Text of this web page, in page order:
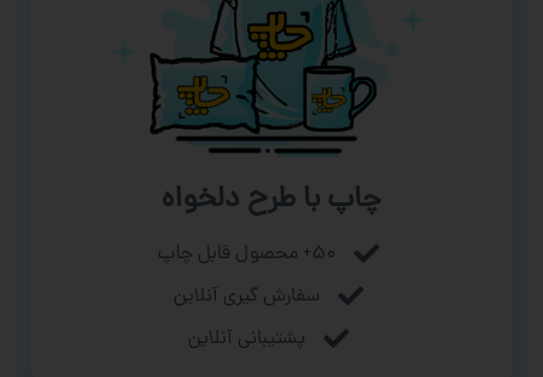
چاپ با طرح دلخواه
۵۰+ محصول قابل چاپ
سفارش گیری آنلاین
پشتیبانی آنلاین